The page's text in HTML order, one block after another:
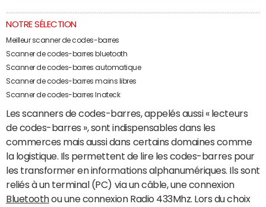
NOTRE SÉLECTION
Meilleur scanner de codes-barres
Scanner de codes-barres bluetooth
Scanner de codes-barres automatique
Scanner de codes-barres mains libres
Scanner de codes-barres Inateck
Les scanners de codes-barres, appelés aussi « lecteurs
de codes-barres », sont indispensables dans les
commerces mais aussi dans certains domaines comme
la logistique. Ils permettent de lire les codes-barres pour
les transformer en informations alphanumériques. Ils sont
reliés à un terminal (PC) via un câble, une connexion
Bluetoothou une connexion Radio 433Mhz. Lors du choix